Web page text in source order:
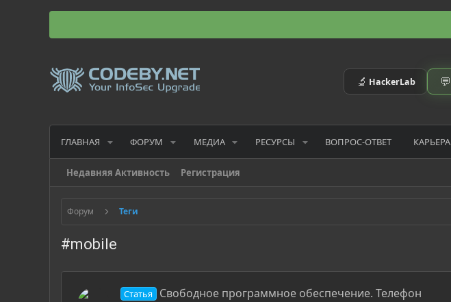
🔬 HackerLab 💬
ГЛАВНАЯ ФОРУМ МЕДИА РЕСУРСЫ ВОПРОС-ОТВЕТ КАРЬЕРА
Недавняя Активность Регистрация
Форум Теги
#mobile
Статья Свободное программное обеспечение. Телефон